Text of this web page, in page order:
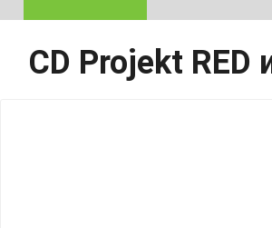
CD Projekt RED